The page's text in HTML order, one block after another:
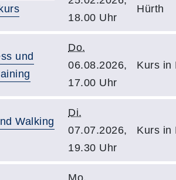
18.00 Uhr
Hürth
und
Do.
06.08.2026,
17.00 Uhr
Kurs in
Walking
Di.
07.07.2026,
19.30 Uhr
Kurs in
Mo.